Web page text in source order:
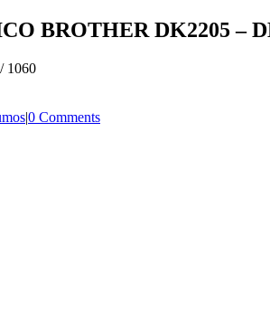
BROTHER DK2205 –
1060
|0 Comments